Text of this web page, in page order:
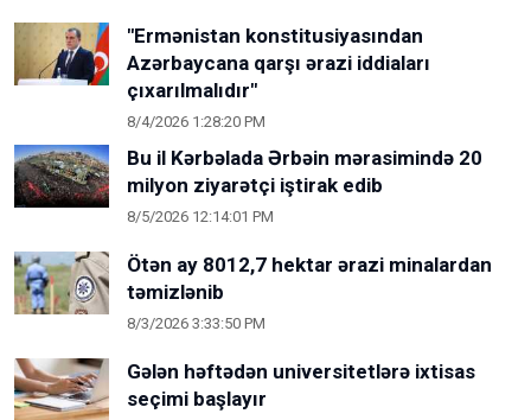
"Ermənistan konstitusiyasından
Azərbaycana qarşı ərazi iddiaları
çıxarılmalıdır"
8/4/2026 1:28:20 PM
Bu il Kərbəlada Ərbəin mərasimində 20
milyon ziyarətçi iştirak edib
8/5/2026 12:14:01 PM
Ötən ay 8012,7 hektar ərazi minalardan
təmizlənib
8/3/2026 3:33:50 PM
Gələn həftədən universitetlərə ixtisas
seçimi başlayır